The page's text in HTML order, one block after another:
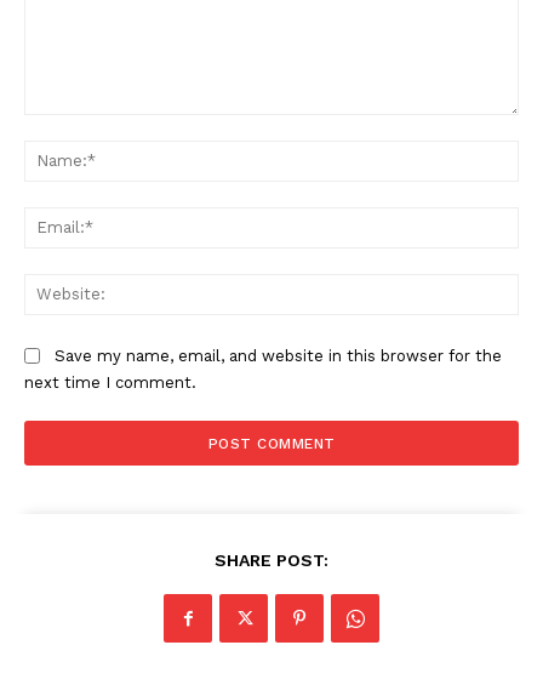
Save my name, email, and website in this browser for the
next time I comment.
SHARE POST: